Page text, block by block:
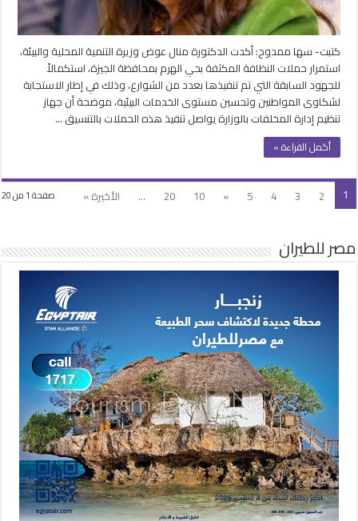
مغلقة
كتبت- سها ممدوح: أكدت الدكتورة منال عوض وزيرة التنمية المحلية والبيئة،
استمرار حملات النظافة المكثفة بحي الهرم بمحافظة الجيزة، استكمالاً
للجهود السابقة التي تم تنفيذها بعدد من الشوارع، وذلك في إطار الاستجابة
لشكاوى المواطنين وتحسين مستوى الخدمات البيئية، موضحة أن جهاز
تنظيم إدارة المخلفات بالوزارة يواصل تنفيذ هذه الحملات بالتنسيق …
أكمل القراءة »
صفحة 1 من 20 1
2
3
4
5
»
10
20
... الأخيرة »
مصر للطيران